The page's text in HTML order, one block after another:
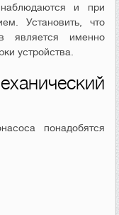
и при
Установить, что
является именно
устройства.
понадобятся